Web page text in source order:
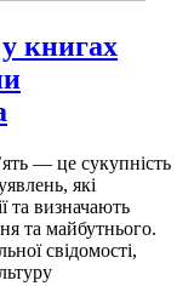
книгах
— це сукупність
які
та визначають
та майбутнього.
свідомості,